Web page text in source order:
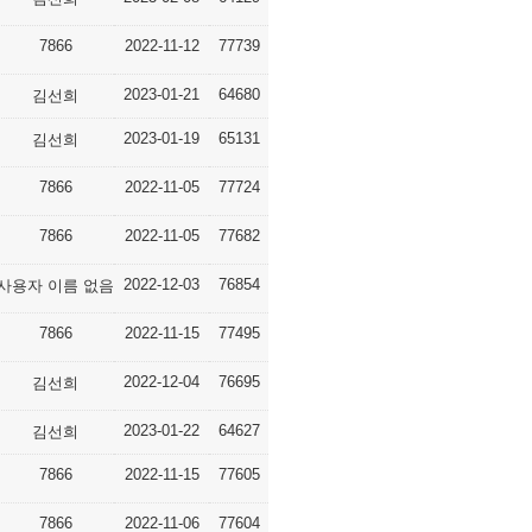
7866 2022-11-12 77739
김선희 2023-01-21 64680
김선희 2023-01-19 65131
7866 2022-11-05 77724
7866 2022-11-05 77682
용자 이름 없음 2022-12-03 76854
7866 2022-11-15 77495
김선희 2022-12-04 76695
김선희 2023-01-22 64627
7866 2022-11-15 77605
7866 2022-11-06 77604